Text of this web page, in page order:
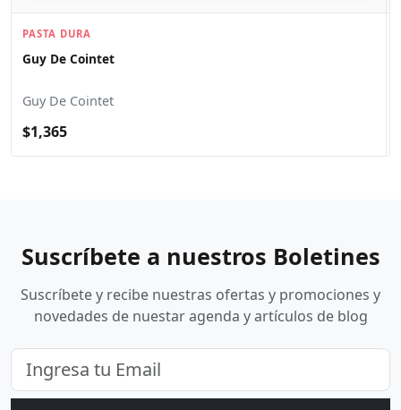
PASTA DURA
Guy De Cointet
Guy De Cointet
$1,365
Suscríbete a nuestros Boletines
Suscríbete y recibe nuestras ofertas y promociones y
novedades de nuestar agenda y artículos de blog